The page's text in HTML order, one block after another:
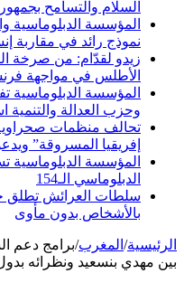
السلام والتسامح
المؤسسة الدبلوماسية
نموذج رائد في مقاربة
زيدو لقدّام: من صرخة
الأطلس في مواجهة
المؤسسة الدبلوماسية
وحزب العدالة والتنمية
تحالف منظمات
إفريقيا المسروقة”
المؤسسة
الدبلوماسي الـ154
سلطات العرائش تطلق
بالأشخاص بدون مأوى
الرئيسية/ المغرب/برامج دعم
بين مهدي بنسعيد ونظرائه